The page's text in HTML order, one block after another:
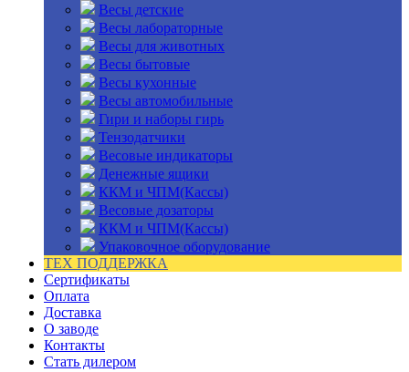
Весы детские
Весы лабораторные
Весы для животных
Весы бытовые
Весы кухонные
Весы автомобильные
Гири и наборы гирь
Тензодатчики
Весовые индикаторы
Денежные ящики
ККМ и ЧПМ(Кассы)
Весовые дозаторы
ККМ и ЧПМ(Кассы)
Упаковочное оборудование
ТЕХ ПОДДЕРЖКА
Сертификаты
Оплата
Доставка
О заводе
Контакты
Стать дилером